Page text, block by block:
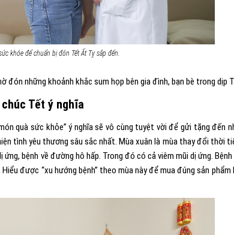
khỏe để chuẩn bị đón Tết Ất Tỵ sắp đến.
đón những khoảnh khắc sum họp bên gia đình, bạn bè trong dịp
Tết ý nghĩa
quà sức khỏe” ý nghĩa sẽ vô cùng tuyệt vời để gửi tặng đến
tình yêu thương sâu sắc nhất. Mùa xuân là mùa thay đổi thời
bệnh về đường hô hấp. Trong đó có cả viêm mũi dị ứng.
được “xu hướng bệnh” theo mùa này để mua đúng sản phẩm